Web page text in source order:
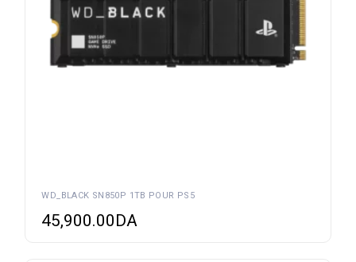
WD_BLACK SN850P 1TB POUR PS5
45,900.00DA